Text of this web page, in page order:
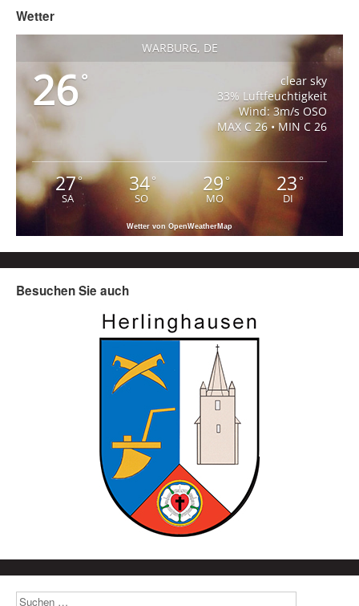
Wetter
WARBURG, DE
26°
clear sky
33% Luftfeuchtigkeit
Wind: 3m/s OSO
MAX C 26 • MIN C 26
27°
SA
34°
SO
29°
MO
23°
DI
Wetter von OpenWeatherMap
Besuchen Sie auch